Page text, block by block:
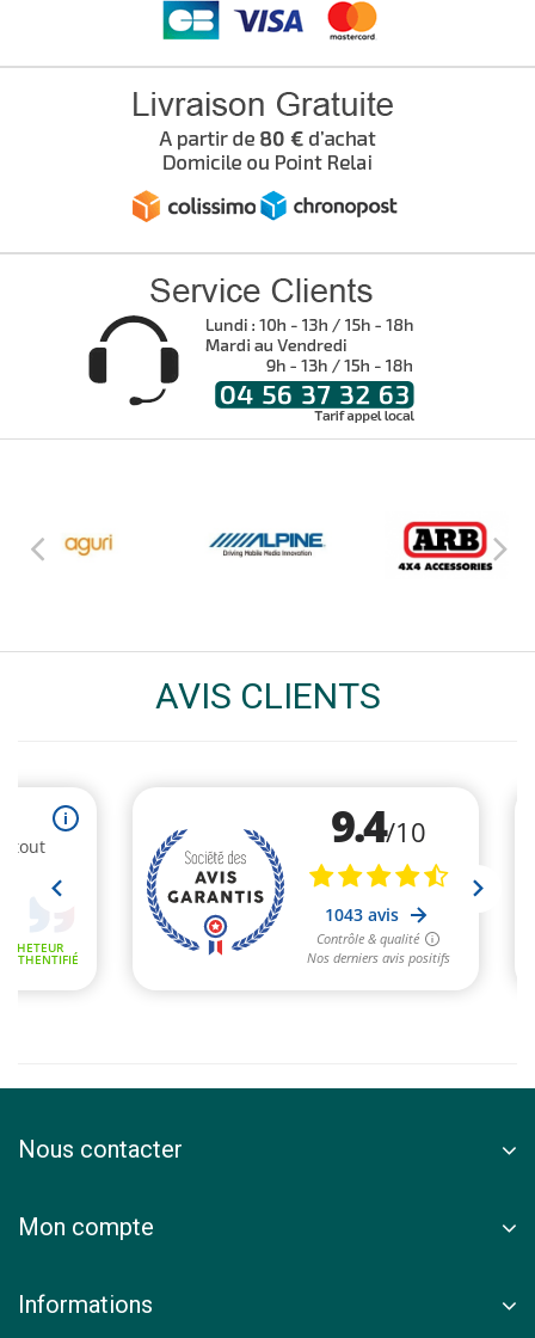
AVIS CLIENTS
Nous contacter
Mon compte
Informations